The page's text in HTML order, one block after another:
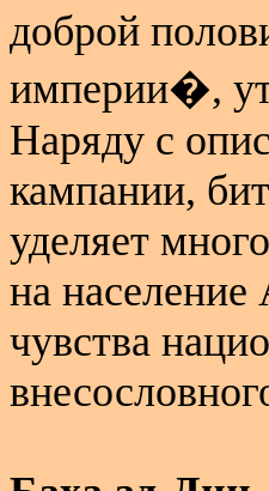
доброй
империи�,
Наряду с
кампании,
уделяет
на
чувства